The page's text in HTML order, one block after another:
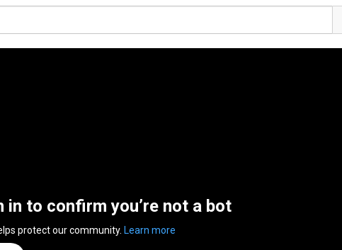
in to confirm you’re not a bot
protect our community. Learn more